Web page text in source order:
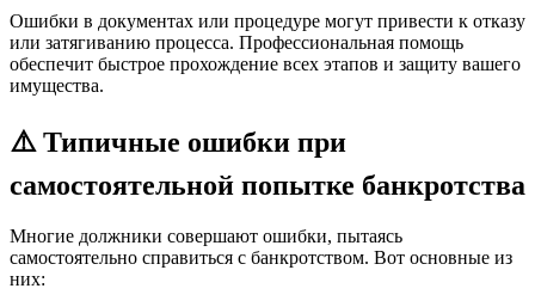
Ошибки в документах или процедуре могут привести к отказу
или затягиванию процесса. Профессиональная помощь
обеспечит быстрое прохождение всех этапов и защиту вашего
имущества.
⚠️ Типичные ошибки при
самостоятельной попытке банкротства
Многие должники совершают ошибки, пытаясь
самостоятельно справиться с банкротством. Вот основные из
них: